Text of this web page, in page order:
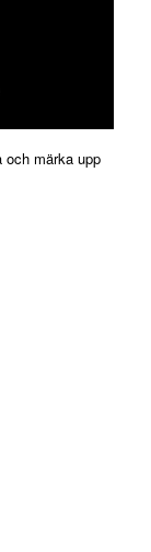
och märka upp